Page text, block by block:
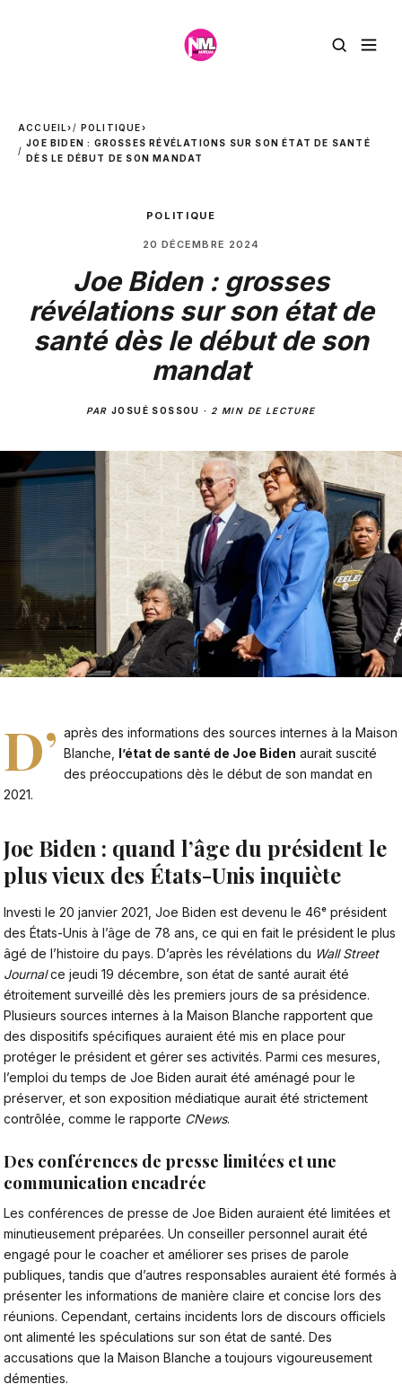
ACCUEIL› POLITIQUE›
JOE BIDEN : GROSSES RÉVÉLATIONS SUR SON ÉTAT DE SANTÉ
DÈS LE DÉBUT DE SON MANDAT
POLITIQUE
20 DÉCEMBRE 2024
Joe Biden : grosses
révélations sur son état de
santé dès le début de son
mandat
PARJOSUÉ SOSSOU · 2 MIN DE LECTURE
D’ après des informations des sources internes à la Maison
Blanche, l’état de santé de Joe Biden aurait suscité
des préoccupations dès le début de son mandat en
2021.
Joe Biden : quand l’âge du président le
plus vieux des États-Unis inquiète
Investi le 20 janvier 2021, Joe Biden est devenu le 46ᵉ président
des États-Unis à l’âge de 78 ans, ce qui en fait le président le plus
âgé de l’histoire du pays. D’après les révélations du Wall Street
Journalce jeudi 19 décembre, son état de santé aurait été
étroitement surveillé dès les premiers jours de sa présidence.
Plusieurs sources internes à la Maison Blanche rapportent que
des dispositifs spécifiques auraient été mis en place pour
protéger le président et gérer ses activités. Parmi ces mesures,
l’emploi du temps de Joe Biden aurait été aménagé pour le
préserver, et son exposition médiatique aurait été strictement
contrôlée, comme le rapporte CNews.
Des conférences de presse limitées et une
communication encadrée
Les conférences de presse de Joe Biden auraient été limitées et
minutieusement préparées. Un conseiller personnel aurait été
engagé pour le coacher et améliorer ses prises de parole
publiques, tandis que d’autres responsables auraient été formés à
présenter les informations de manière claire et concise lors des
réunions. Cependant, certains incidents lors de discours officiels
ont alimenté les spéculations sur son état de santé. Des
accusations que la Maison Blanche a toujours vigoureusement
démenties.